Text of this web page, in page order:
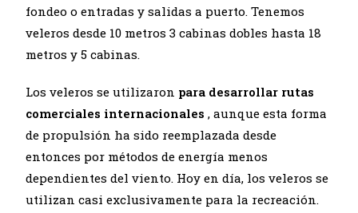
fondeo o entradas y salidas a puerto. Tenemos
veleros desde 10 metros 3 cabinas dobles hasta 18
metros y 5 cabinas.
Los veleros se utilizaron para desarrollar rutas
comerciales internacionales , aunque esta forma
de propulsión ha sido reemplazada desde
entonces por métodos de energía menos
dependientes del viento. Hoy en día, los veleros se
utilizan casi exclusivamente para la recreación.